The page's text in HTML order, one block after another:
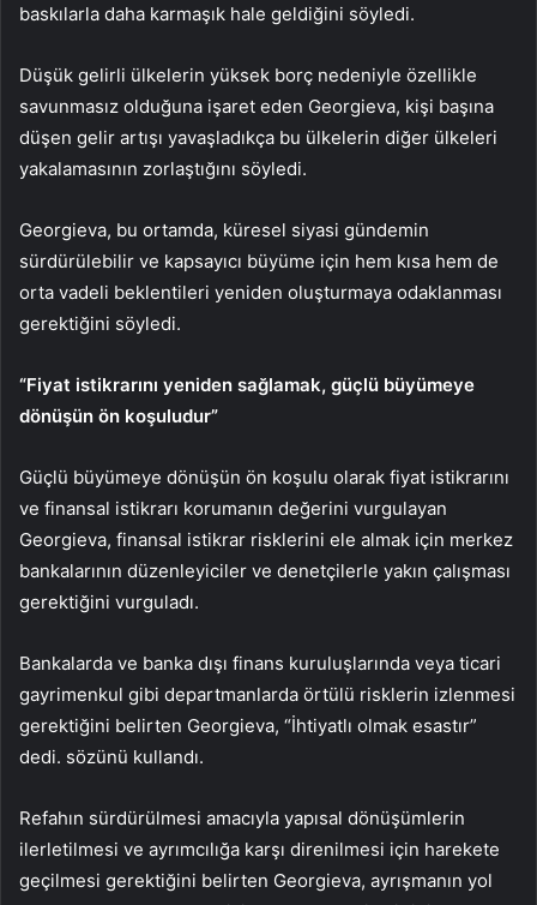
baskılarla daha karmaşık hale geldiğini söyledi.
Düşük gelirli ülkelerin yüksek borç nedeniyle özellikle
savunmasız olduğuna işaret eden Georgieva, kişi başına
düşen gelir artışı yavaşladıkça bu ülkelerin diğer ülkeleri
yakalamasının zorlaştığını söyledi.
Georgieva, bu ortamda, küresel siyasi gündemin
sürdürülebilir ve kapsayıcı büyüme için hem kısa hem de
orta vadeli beklentileri yeniden oluşturmaya odaklanması
gerektiğini söyledi.
“Fiyat istikrarını yeniden sağlamak, güçlü büyümeye
dönüşün ön koşuludur”
Güçlü büyümeye dönüşün ön koşulu olarak fiyat istikrarını
ve finansal istikrarı korumanın değerini vurgulayan
Georgieva, finansal istikrar risklerini ele almak için merkez
bankalarının düzenleyiciler ve denetçilerle yakın çalışması
gerektiğini vurguladı.
Bankalarda ve banka dışı finans kuruluşlarında veya ticari
gayrimenkul gibi departmanlarda örtülü risklerin izlenmesi
gerektiğini belirten Georgieva, “İhtiyatlı olmak esastır”
dedi. sözünü kullandı.
Refahın sürdürülmesi amacıyla yapısal dönüşümlerin
ilerletilmesi ve ayrımcılığa karşı direnilmesi için harekete
geçilmesi gerektiğini belirten Georgieva, ayrışmanın yol